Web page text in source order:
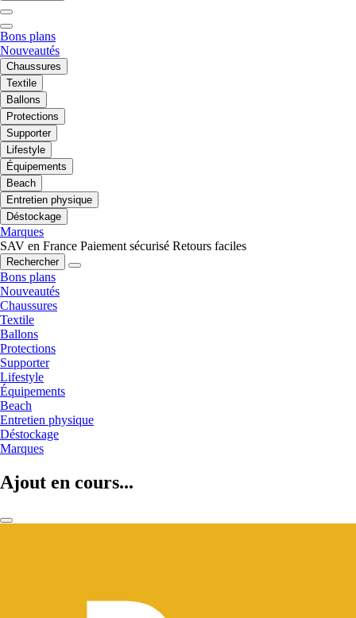
Bons plans
Nouveautés
Chaussures
Textile
Ballons
Protections
Supporter
Lifestyle
Équipements
Beach
Entretien physique
Déstockage
Marques
SAV en France Paiement sécurisé Retours faciles
Rechercher
Bons plans
Nouveautés
Chaussures
Textile
Ballons
Protections
Supporter
Lifestyle
Équipements
Beach
Entretien physique
Déstockage
Marques
Ajout en cours...